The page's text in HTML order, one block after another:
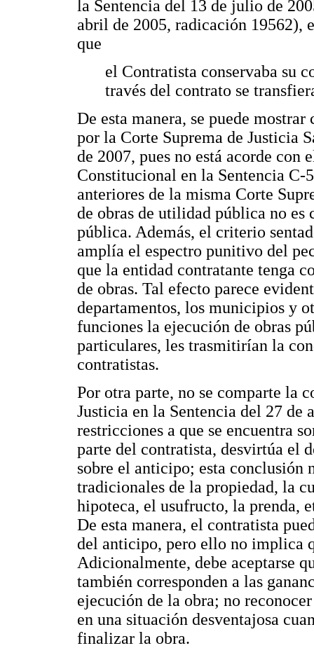
la Sentencia del 13 de julio de
abril de 2005, radicación 19562),
que
el Contratista conservaba su
través del contrato se
De esta manera, se puede
por la Corte Suprema de Justicia
de 2007, pues no está acorde
Constitucional en la Sentencia C-
anteriores de la misma Corte
de obras de utilidad pública no
pública. Además, el criterio
amplía el espectro punitivo del
que la entidad contratante tenga
de obras. Tal efecto parece
departamentos, los municipios y
funciones la ejecución de obras
particulares, les trasmitirían la
contratistas.
Por otra parte, no se comparte la
Justicia en la Sentencia del 27 de
restricciones a que se encuentra
parte del contratista, desvirtúa el
sobre el anticipo; esta conclusión
tradicionales de la propiedad, la
hipoteca, el usufructo, la prenda,
De esta manera, el contratista
del anticipo, pero ello no implica
Adicionalmente, debe aceptarse
también corresponden a las
ejecución de la obra; no
en una situación desventajosa
finalizar la obra.